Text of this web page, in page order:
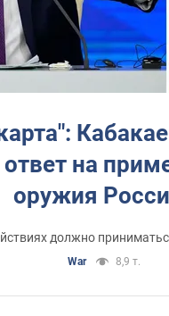
на
оружия
должно
War 8,9 т.